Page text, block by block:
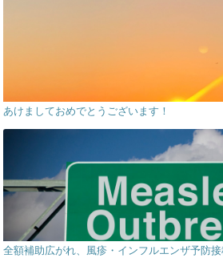
あけましておめでとうございます！
全額補助広がれ、風疹・インフルエンザ予防